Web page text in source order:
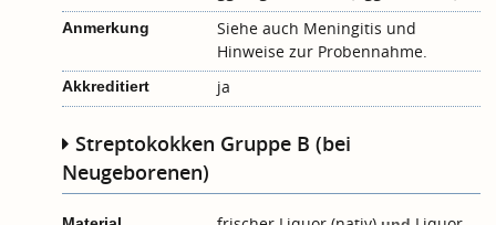
Anmerkung Siehe auch Meningitis und
Hinweise zur Probennahme.
Akkreditiert ja
Streptokokken Gruppe B (bei
Neugeborenen)